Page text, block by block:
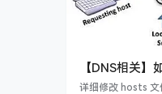
【DNS相关
Windows和
详细修改 hosts